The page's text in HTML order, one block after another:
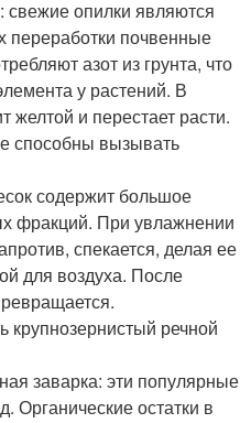
свежие опилки являются
переработки почвенные
азот из грунта, что
у растений. В
желтой и перестает расти.
способны вызывать
содержит большое
фракций. При увлажнении
спекается, делая ее
для воздуха. После
крупнозернистый речной
заварка: эти популярные
Органические остатки в